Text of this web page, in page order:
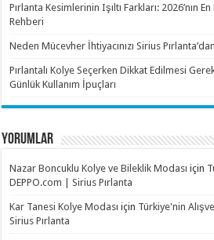
Pırlanta Kesimlerinin Işıltı Farkları: 2026’nın
Rehberi
Neden Mücevher İhtiyacınızı Sirius Pırlanta’dan
Pırlantalı Kolye Seçerken Dikkat Edilmesi
Günlük Kullanım İpuçları
YORUMLAR
Nazar Boncuklu Kolye ve Bileklik Modası için
DEPPO.com | Sirius Pırlanta
Kar Tanesi Kolye Modası için Türkiye'nin
Sirius Pırlanta